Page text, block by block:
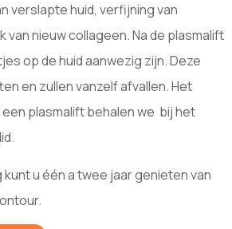
verslapte huid, verfijning van
van nieuw collageen. Na de plasmalift
op de huid aanwezig zijn. Deze
en zullen vanzelf afvallen. Het
plasmalift behalen we bij het
u één a twee jaar genieten van